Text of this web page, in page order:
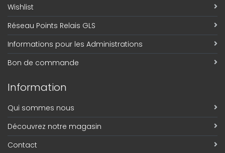
Wishlist
Réseau Points Relais GLS
Informations pour les Administrations
Bon de commande
Information
Qui sommes nous
Découvrez notre magasin
Contact